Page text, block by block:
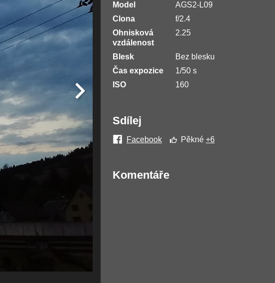
Model
AGS2-L09
Clona
f/2.4
Ohnisková
vzdálenost
2.25
Blesk
Bez blesku
Čas expozice
1/50 s
ISO
160
Sdílej
Facebook Pěkné +6
Komentáře